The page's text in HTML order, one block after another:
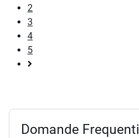
2
3
4
5
Domande Frequenti